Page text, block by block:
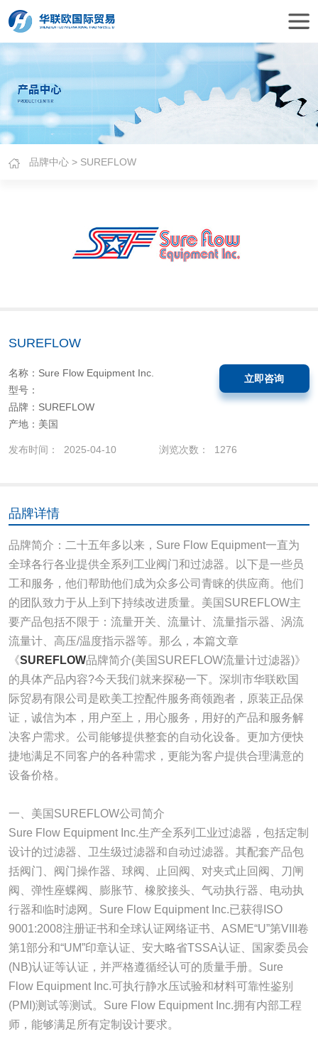
品牌中心 > SUREFLOW
SUREFLOW
名称：Sure Flow Equipment Inc.
型号：
品牌：SUREFLOW
产地：美国
立即咨询
发布时间： 2025-04-10 浏览次数： 1276
品牌详情
品牌简介：二十五年多以来，Sure Flow Equipment一直为
全球各行各业提供全系列工业阀门和过滤器。以下是一些员
工和服务，他们帮助他们成为众多公司青睐的供应商。他们
的团队致力于从上到下持续改进质量。美国SUREFLOW主
要产品包括不限于：流量开关、流量计、流量指示器、涡流
流量计、高压/温度指示器等。那么，本篇文章
《SUREFLOW品牌简介(美国SUREFLOW流量计过滤器)》
的具体产品内容?今天我们就来探秘一下。深圳市华联欧国
际贸易有限公司是欧美工控配件服务商领跑者，原装正品保
证，诚信为本，用户至上，用心服务，用好的产品和服务解
决客户需求。公司能够提供整套的自动化设备。更加方便快
捷地满足不同客户的各种需求，更能为客户提供合理满意的
设备价格。
一、美国SUREFLOW公司简介
Sure Flow Equipment Inc.生产全系列工业过滤器，包括定制
设计的过滤器、卫生级过滤器和自动过滤器。其配套产品包
括阀门、阀门操作器、球阀、止回阀、对夹式止回阀、刀闸
阀、弹性座蝶阀、膨胀节、橡胶接头、气动执行器、电动执
行器和临时滤网。Sure Flow Equipment Inc.已获得ISO
9001:2008注册证书和全球认证网络证书、ASME“U”第VIII卷
第1部分和“UM”印章认证、安大略省TSSA认证、国家委员会
(NB)认证等认证，并严格遵循经认可的质量手册。Sure
Flow Equipment Inc.可执行静水压试验和材料可靠性鉴别
(PMI)测试等测试。Sure Flow Equipment Inc.拥有内部工程
师，能够满足所有定制设计要求。